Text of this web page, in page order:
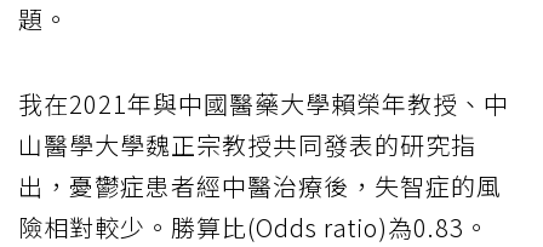
題。
我在2021年與中國醫藥大學賴榮年教授、中
山醫學大學魏正宗教授共同發表的研究指
出，憂鬱症患者經中醫治療後，失智症的風
險相對較少。勝算比(Odds ratio)為0.83。